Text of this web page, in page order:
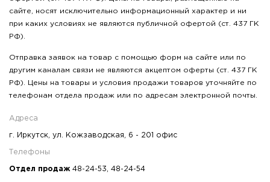
сайте, носят исключительно информационный характер и ни
при каких условиях не являются публичной офертой (ст. 437 ГК
РФ).
Отправка заявок на товар с помощью форм на сайте или по
другим каналам связи не являются акцептом оферты (ст. 437 ГК
РФ). Цены на товары и условия продажи товаров уточняйте по
телефонам отдела продаж или по адресам электронной почты.
Адреса
г. Иркутск, ул. Кожзаводская, 6 - 201 офис
Телефоны
Отдел продаж 48-24-53 48-24-54